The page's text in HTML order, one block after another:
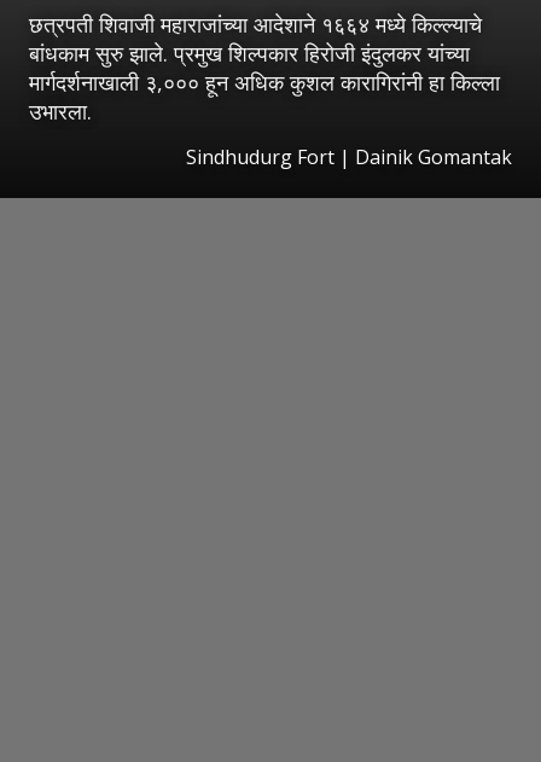
छत्रपती शिवाजी महाराजांच्या आदेशाने १६६४ मध्ये किल्ल्याचे
बांधकाम सुरु झाले. प्रमुख शिल्पकार हिरोजी इंदुलकर यांच्या
मार्गदर्शनाखाली ३,००० हून अधिक कुशल कारागिरांनी हा किल्ला
उभारला.
Sindhudurg Fort | Dainik Gomantak